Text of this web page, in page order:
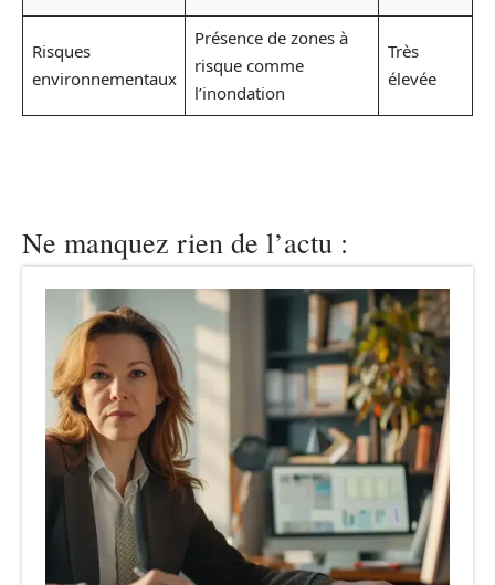
Risques
environnementaux
Présence de zones à
risque comme
l’inondation
Très
élevée
Ne manquez rien de l’actu :